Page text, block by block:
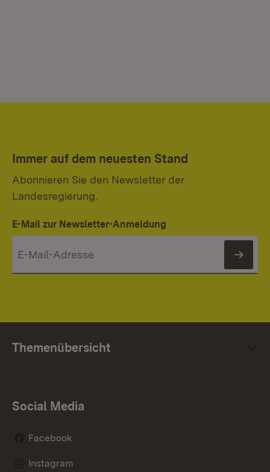
Immer auf dem neuesten Stand
Abonnieren Sie den Newsletter der
Landesregierung.
E-Mail zur Newsletter-Anmeldung
Themenübersicht
Social Media
Facebook
Instagram